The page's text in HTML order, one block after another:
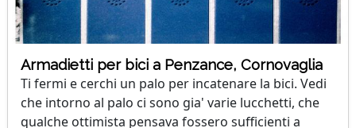
Armadietti per bici a Penzance, Cornovaglia
Ti fermi e cerchi un palo per incatenare la bici. Vedi
che intorno al palo ci sono gia' varie lucchetti, che
qualche ottimista pensava fossero sufficienti a